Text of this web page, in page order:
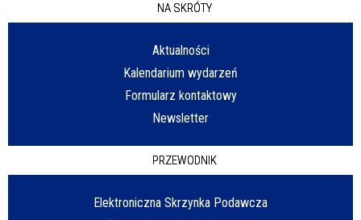
NA SKRÓTY
Aktualności
Kalendarium wydarzeń
Formularz kontaktowy
Newsletter
PRZEWODNIK
Elektroniczna Skrzynka Podawcza